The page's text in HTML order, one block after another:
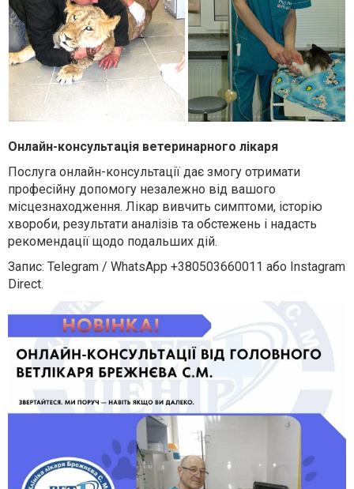
Онлайн-консультація ветеринарного лікаря
Послуга онлайн-консультації дає змогу отримати
професійну допомогу незалежно від вашого
місцезнаходження. Лікар вивчить симптоми, історію
хвороби, результати аналізів та обстежень і надасть
рекомендації щодо подальших дій.
Запис: Telegram / WhatsApp +380503660011 або Instagram
Direct.